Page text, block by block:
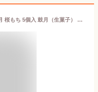
ポイント最大10倍 【公式】京都 鼓月 桜もち 5個入 鼓月（生菓子） 熨斗・包装不可/春 和菓子 京都 内祝い お返し お茶請け 老舗 お菓子 お取り寄せ ギフト 桜餅 桜 お土産 お花見 さくら スイーツ ご自宅用 ご家庭用 こし餡 プチギフト お茶菓子 御礼【エントリーでUP!】